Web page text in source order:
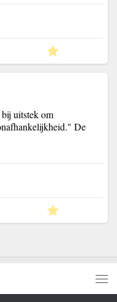
uitstek om
De